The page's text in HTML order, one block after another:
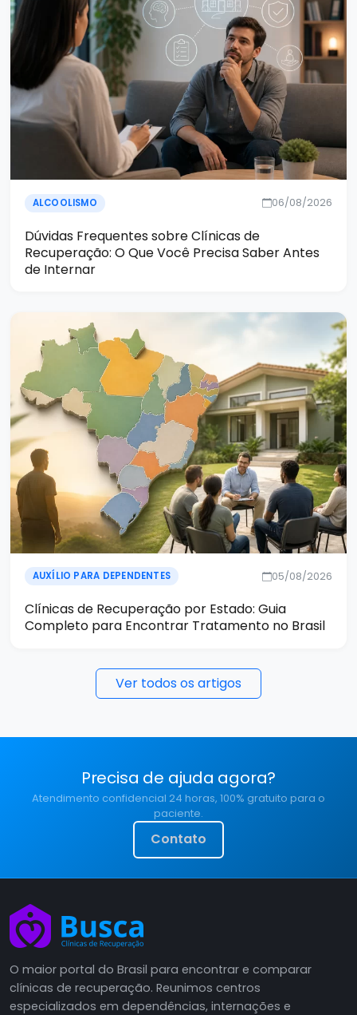
ALCOOLISMO 06/08/2026
Dúvidas Frequentes sobre Clínicas de
Recuperação: O Que Você Precisa Saber Antes
de Internar
AUXÍLIO PARA DEPENDENTES 05/08/2026
Clínicas de Recuperação por Estado: Guia
Completo para Encontrar Tratamento no Brasil
Ver todos os artigos
Precisa de ajuda agora?
Atendimento confidencial 24 horas, 100% gratuito para o
paciente.
Contato
O maior portal do Brasil para encontrar e comparar
clínicas de recuperação. Reunimos centros
especializados em dependências, internações e